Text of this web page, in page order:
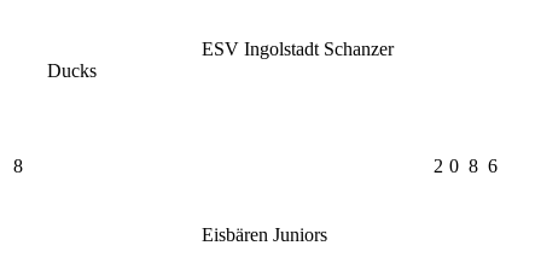
ESV Ingolstadt Schanzer
Ducks
8
Eisbären Juniors
2 0 8 6